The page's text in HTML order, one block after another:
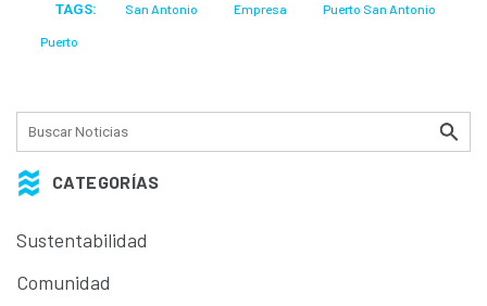
CATEGORÍAS
Sustentabilidad
Comunidad
TAGS: San Antonio Empresa Puerto San Antonio
Puerto